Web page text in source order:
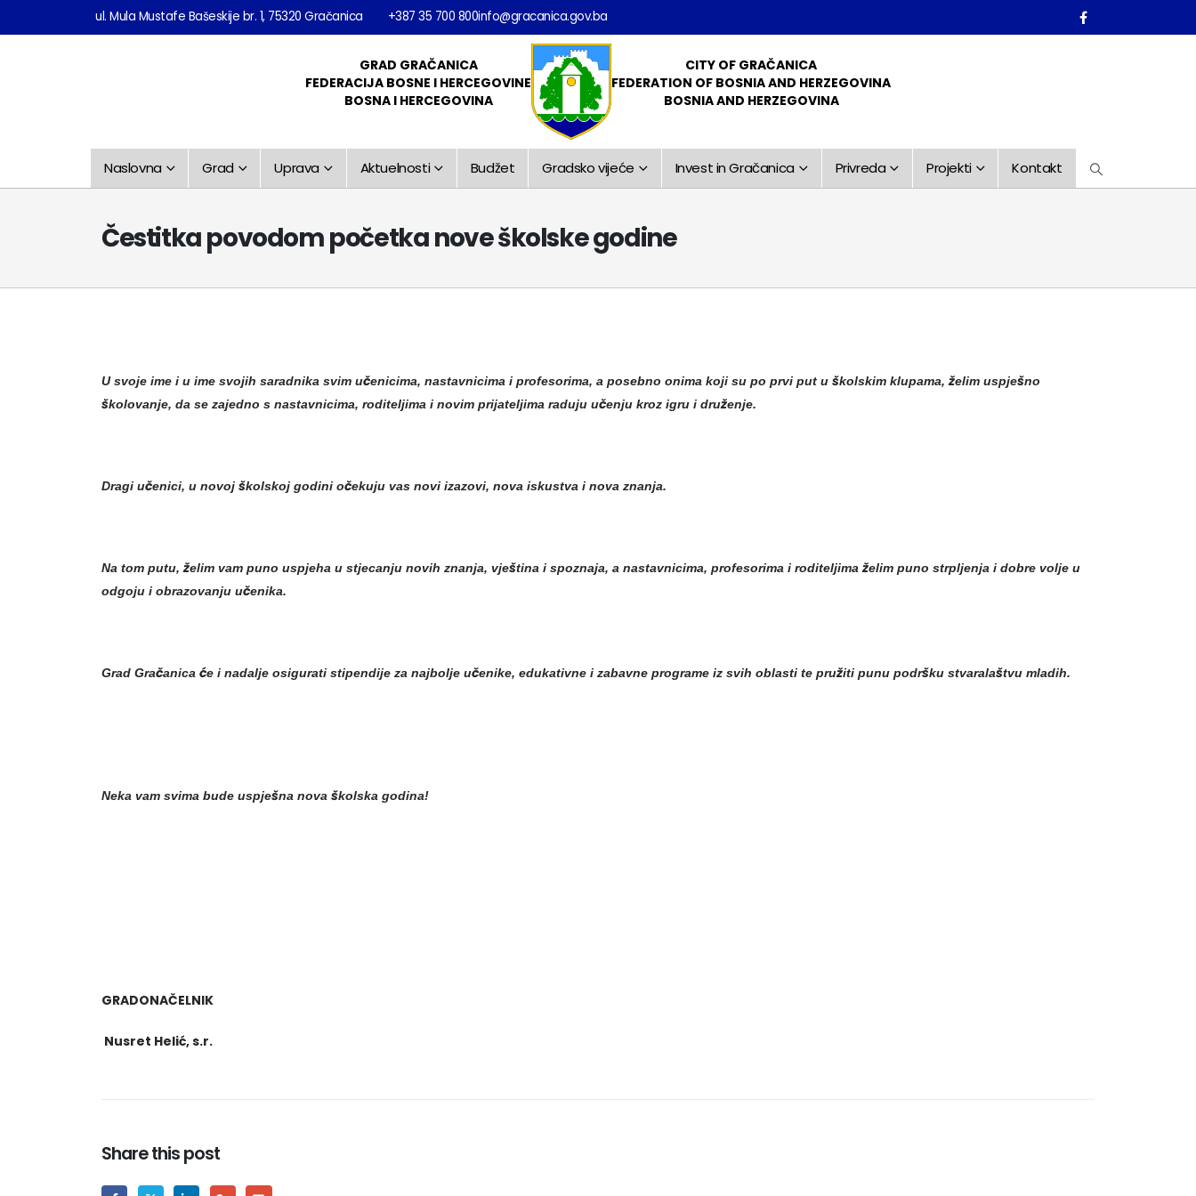
ul. Mula Mustafe Bašeskije br. 1, 75320 Gračanica +387 35 700 800info@gracanica.gov.ba
GRAD GRAČANICA
FEDERACIJA BOSNE I HERCEGOVINE
BOSNA I HERCEGOVINA
CITY OF GRAČANICA
FEDERATION OF BOSNIA AND HERZEGOVINA
BOSNIA AND HERZEGOVINA
Naslovna Grad Uprava Aktuelnosti Budžet Gradsko vijeće Invest in Gračanica Privreda Projekti Kontakt
Čestitka povodom početka nove školske godine
U svoje ime i u ime svojih saradnika svim učenicima, nastavnicima i profesorima, a posebno onima koji su po prvi put u školskim klupama, želim uspješno
školovanje, da se zajedno s nastavnicima, roditeljima i novim prijateljima raduju učenju kroz igru i druženje.
Dragi učenici, u novoj školskoj godini očekuju vas novi izazovi, nova iskustva i nova znanja.
Na tom putu, želim vam puno uspjeha u stjecanju novih znanja, vještina i spoznaja, a nastavnicima, profesorima i roditeljima želim puno strpljenja i dobre volje u
odgoju i obrazovanju učenika.
Grad Gračanica će i nadalje osigurati stipendije za najbolje učenike, edukativne i zabavne programe iz svih oblasti te pružiti punu podršku stvaralaštvu mladih.
Neka vam svima bude uspješna nova školska godina!
GRADONAČELNIK
Nusret Helić, s.r.
Share this post